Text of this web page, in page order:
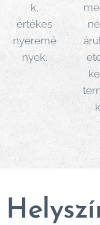
k,
értékes
nyeremé
nyek.